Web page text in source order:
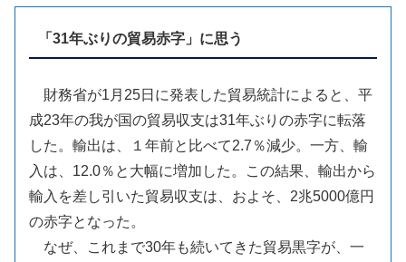
「31年ぶりの貿易赤字」に思う
財務省が1月25日に発表した貿易統計によると、平
成23年の我が国の貿易収支は31年ぶりの赤字に転落
した。輸出は、１年前と比べて2.7％減少。一方、輸
入は、12.0％と大幅に増加した。この結果、輸出から
輸入を差し引いた貿易収支は、およそ、2兆5000億円
の赤字となった。
なぜ、これまで30年も続いてきた貿易黒字が、一